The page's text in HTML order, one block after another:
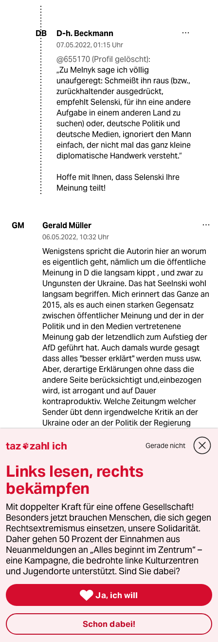
DB D-h. Beckmann
07.05.2022, 01:15 Uhr
@655170 (Profil gelöscht):
„Zu Melnyk sage ich völlig
unaufgeregt: Schmeißt ihn raus (bzw.,
zurückhaltender ausgedrückt,
empfehlt Selenski, für ihn eine andere
Aufgabe in einem anderen Land zu
suchen) oder, deutsche Politik und
deutsche Medien, ignoriert den Mann
einfach, der nicht mal das ganz kleine
diplomatische Handwerk versteht.“
Hoffe mit Ihnen, dass Selenski Ihre
Meinung teilt!
GM Gerald Müller
06.05.2022, 10:32 Uhr
Wenigstens spricht die Autorin hier an worum
es eigentlich geht, nämlich um die öffentliche
Meinung in D die langsam kippt , und zwar zu
Ungunsten der Ukraine. Das hat Seelnski wohl
langsam begriffen. Mich erinnert das Ganze an
2015, als es auch einen starken Gegensatz
zwischen öffentlicher Meinung und der in der
Politik und in den Medien vertretenene
Meinung gab der letzendlich zum Aufstieg der
AfD geführt hat. Auch damals wurde gesagt
dass alles "besser erklärt" werden muss usw.
Aber, derartige Erklärungen ohne dass die
andere Seite berücksichtigt und,einbezogen
wird, ist arrogant und auf Dauer
kontraproduktiv. Welche Zeitungm welcher
Sender übt denn irgendwelche Kritik an der
Ukraine oder an der Politik der Regierung
stärker auf die Seite der Ukraine schlagen,
Bevölkerung Rücksicht zu nehmen? Keiner, alle
die es machen würden haben Angst als
"Putinversteher" denunzert zu werden.
P Pepi
07.05.2022,09:29 Uhr
@Gerald Müller:
Stimme zu, war am Beginn des
Krieges die Spendenbereitschaft
hoch und die Sammelstelle 6 Tage
die Woche geöffnet, ist jetzt nur noch
Samstag für 2h Annahme und selbst
dann kommt kaum noch jemand.
Eigentlich nehmen die
taz zahl ich Gerade nicht
Links lesen, rechts
bekämpfen
Mit doppelter Kraft für eine offene Gesellschaft!
Besonders jetzt brauchen Menschen, die sich gegen
Rechtsextremismus einsetzen, unsere Solidarität.
Daher gehen 50 Prozent der Einnahmen aus
Neuanmeldungen an „Alles beginnt im Zentrum“ –
eine Kampagne, die bedrohte linke Kulturzentren
und Jugendorte unterstützt. Sind Sie dabei?
 Ja, ich will
Schon dabei!